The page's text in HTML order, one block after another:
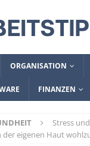
ORGANISATION
FINANZEN
Stress
der eigenen Haut